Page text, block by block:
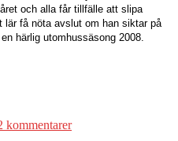
och alla får tillfälle att slipa
få nöta avslut om han siktar på
härlig utomhussäsong 2008.
kommentarer